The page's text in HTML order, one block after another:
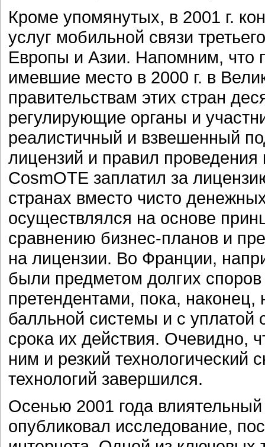
Кроме упомянутых, в 2001 г.
услуг мобильной связи
Европы и Азии. Напомним, что
имевшие место в 2000 г. в
правительствам этих стран
регулирующие органы и
реалистичный и взвешенный
лицензий и правил проведения
CosmOTE заплатил за
странах вместо чисто
осуществлялся на основе
сравнению бизнес-планов и
на лицензии. Во Франции,
были предметом долгих
претендентами, пока,
балльной системы и с уплатой
срока их действия. Очевидно,
ним и резкий
технологий завершился.
Осенью 2001 года
опубликовал исследование,